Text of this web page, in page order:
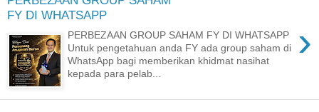
FY DI WHATSAPP
›
PERBEZAAN GROUP SAHAM FY DI WHATSAPP
Untuk pengetahuan anda FY ada group saham di
WhatsApp bagi memberikan khidmat nasihat
kepada para pelab...